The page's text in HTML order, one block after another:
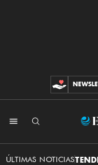
ÚLTIMAS NOTICIAS